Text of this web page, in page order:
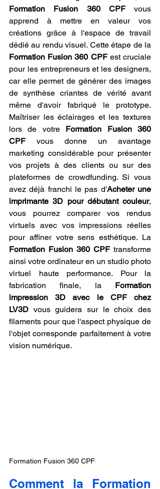
Formation Fusion 360 CPF vous
apprend à mettre en valeur vos
créations grâce à l'espace de travail
Formation Fusion 360 CPF est cruciale
pour les entrepreneurs et les designers,
car elle permet de générer des images
de synthèse criantes de vérité avant
même d'avoir fabriqué le prototype.
Maîtriser les éclairages et les textures
lors de votre Formation Fusion 360
CPF vous donne un avantage
marketing considérable pour présenter
vos projets à des clients ou sur des
plateformes de crowdfunding. Si vous
avez déjà franchi le pas d'Acheter une
imprimante 3D pour débutant couleur,
vous pourrez comparer vos rendus
virtuels avec vos impressions réelles
Formation Fusion 360 CPF transforme
ainsi votre ordinateur en un studio photo
virtuel haute performance. Pour la
fabrication finale, la Formation
impression 3D avec le CPF chez
LV3D vous guidera sur le choix des
filaments pour que l'aspect physique de
l'objet corresponde parfaitement à votre
vision numérique.
Formation Fusion 360 CPF
Comment la Formation